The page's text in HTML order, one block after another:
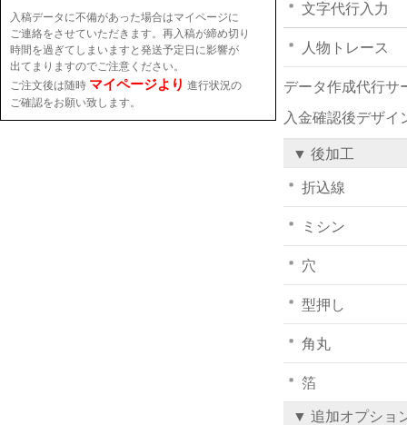
入稿データに不備があった場合はマイページに
ご連絡をさせていただきます。再入稿が締め切り
時間を過ぎてしまいますと発送予定日に影響が
出てまりますのでご注意ください。
ご注文後は随時 マイページより 進行状況の
ご確認をお願い致します。
文字代行入力
人物トレース
データ作成代行サ
入金確認後デザイ
▼ 後加工
折込線
ミシン
穴
型押し
角丸
箔
▼ 追加オプショ